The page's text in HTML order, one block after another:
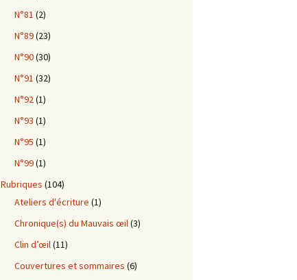
N°81 (2)
N°89(23)
N°90(30)
N°91 (32)
N°92(1)
N°93 (1)
N°95 (1)
N°99(1)
Rubriques (104)
Ateliers d'écriture (1)
Chronique(s) du Mauvais œil(3)
Clin d’œil(11)
Couvertures et sommaires (6)